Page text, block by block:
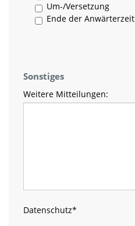
Um-/Versetzung
Ende der Anwärterzeit
Sonstiges
Weitere Mitteilungen:
Datenschutz*